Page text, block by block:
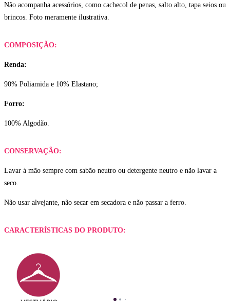
Não acompanha acessórios, como cachecol de penas, salto alto, tapa seios ou
brincos. Foto meramente ilustrativa.
COMPOSIÇÃO:
Renda:
90% Poliamida e 10% Elastano;
Forro:
100% Algodão.
CONSERVAÇÃO:
Lavar à mão sempre com sabão neutro ou detergente neutro e não lavar a
seco.
Não usar alvejante, não secar em secadora e não passar a ferro.
CARACTERÍSTICAS DO PRODUTO: